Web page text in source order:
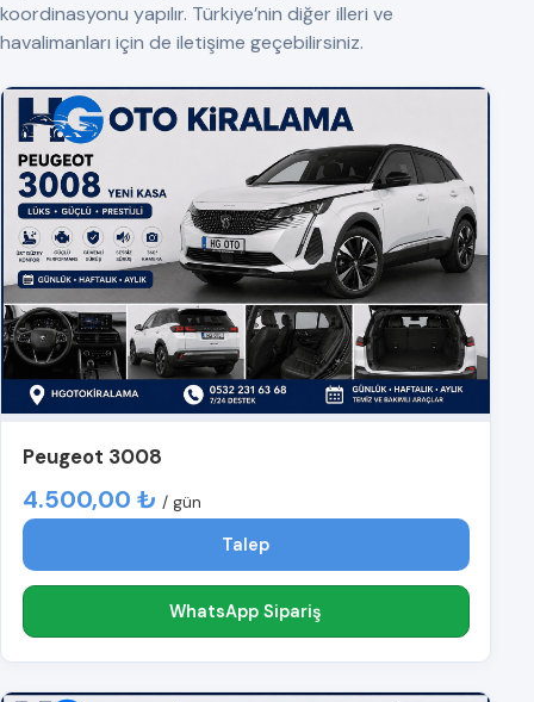
koordinasyonu yapılır. Türkiye’nin diğer illeri ve
havalimanları için de iletişime geçebilirsiniz.
Peugeot 3008
4.500,00 ₺ / gün
Talep
WhatsApp Sipariş